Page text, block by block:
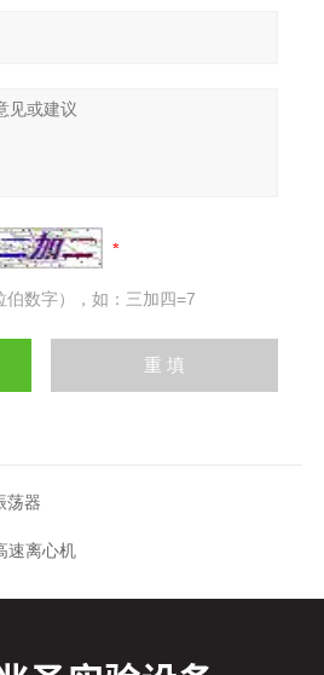
数字），如：三加四=7
荡器
速离心机